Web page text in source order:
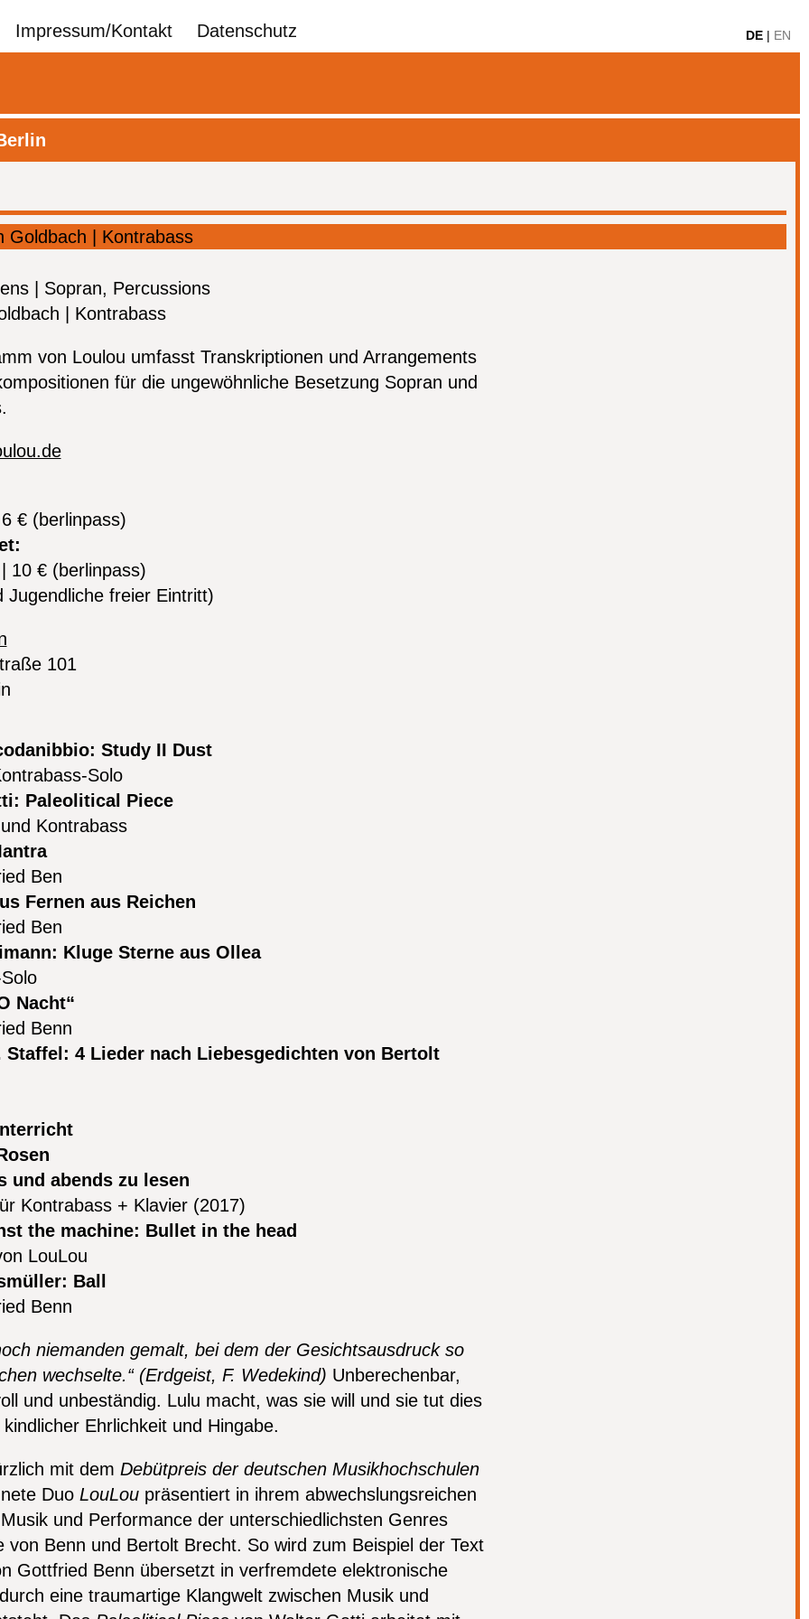
DE EN
Impressum/Kontakt Datenschutz
| Sopran, Percussions
| Kontrabass
von Loulou umfasst Transkriptionen und Arrangements
für die ungewöhnliche Besetzung Sopran und
6 € (berlinpass)
| 10 € (berlinpass)
Jugendliche freier Eintritt)
101
Study II Dust
Solo
Paleolitical Piece
und Kontrabass
Ben
Fernen aus Reichen
Ben
Kluge Sterne aus Ollea
Nacht“
Benn
Staffel: 4 Lieder nach Liebesgedichten von Bertolt
und abends zu lesen
Kontrabass + Klavier (2017)
the machine: Bullet in the head
LouLou
Ball
Benn
niemanden gemalt, bei dem der Gesichtsausdruck so
wechselte.“ (Erdgeist, F. Wedekind) Unberechenbar,
und unbeständig. Lulu macht, was sie will und sie tut dies
kindlicher Ehrlichkeit und Hingabe.
mit dem Debütpreis der deutschen Musikhochschulen
Duo LouLoupräsentiert in ihrem abwechslungsreichen
Musik und Performance der unterschiedlichsten Genres
von Benn und Bertolt Brecht. So wird zum Beispiel der Text
Gottfried Benn übersetzt in verfremdete elektronische
eine traumartige Klangwelt zwischen Musik und